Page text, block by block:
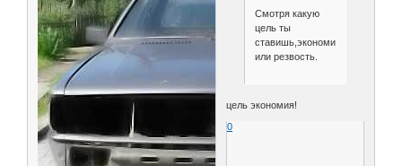
Смотря какую
цель ты
ставишь,экономию
или резвость.
цель экономия!
0